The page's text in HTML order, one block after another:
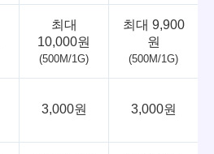
최대
10,000원
(500M/1G)
최대 9,900
원
(500M/1G)
3,000원 3,000원